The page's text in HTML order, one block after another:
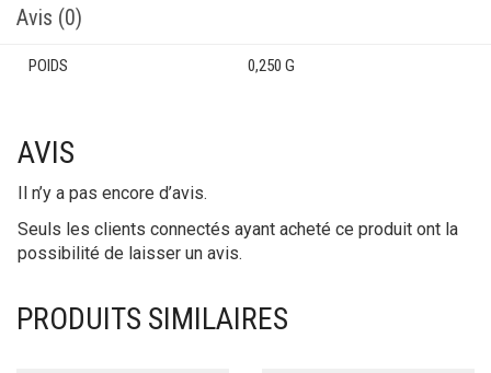
Avis (0)
POIDS 0,250 G
AVIS
Il n’y a pas encore d’avis.
Seuls les clients connectés ayant acheté ce produit ont la
possibilité de laisser un avis.
PRODUITS SIMILAIRES